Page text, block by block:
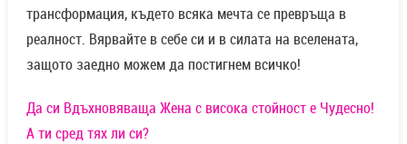
трансформация, където всяка мечта се превръща в
реалност. Вярвайте в себе си и в силата на вселената,
защото заедно можем да постигнем всичко!
Да си Вдъхновяваща Жена с висока стойност е Чудесно!
А ти сред тях ли си?